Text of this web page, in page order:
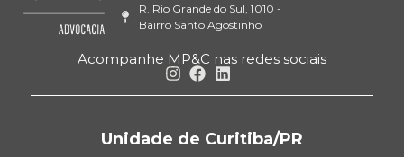
R. Rio Grande do Sul, 1010 -
Bairro Santo Agostinho
Acompanhe MP&C nas redes sociais
Unidade de Curitiba/PR